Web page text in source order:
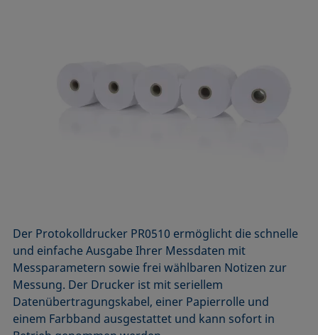
Der Protokolldrucker PR0510 ermöglicht die schnelle
und einfache Ausgabe Ihrer Messdaten mit
Messparametern sowie frei wählbaren Notizen zur
Messung. Der Drucker ist mit seriellem
Datenübertragungskabel, einer Papierrolle und
einem Farbband ausgestattet und kann sofort in